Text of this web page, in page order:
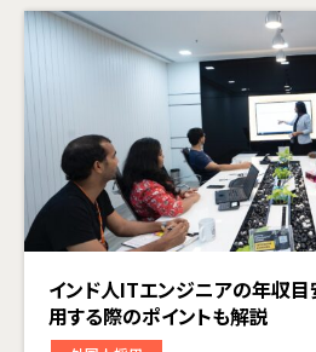
インド人ITエンジニアの年収
用する際のポイントも解説